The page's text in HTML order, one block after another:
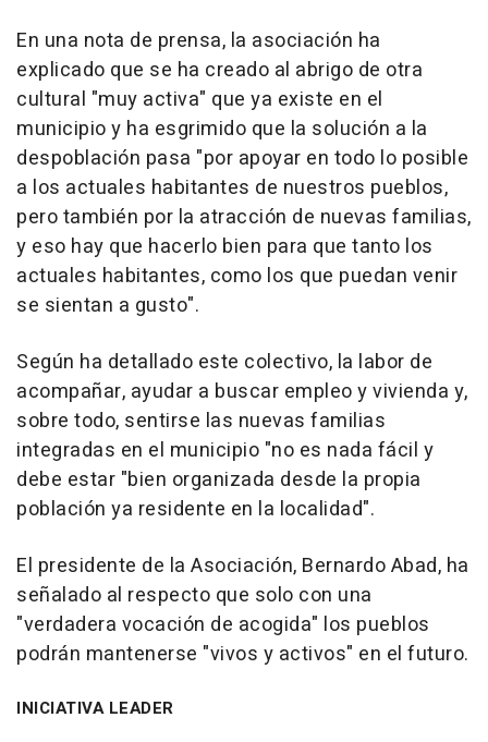
En una nota de prensa, la asociación ha
explicado que se ha creado al abrigo de otra
cultural "muy activa" que ya existe en el
municipio y ha esgrimido que la solución a la
despoblación pasa "por apoyar en todo lo posible
a los actuales habitantes de nuestros pueblos,
pero también por la atracción de nuevas familias,
y eso hay que hacerlo bien para que tanto los
actuales habitantes, como los que puedan venir
se sientan a gusto".
Según ha detallado este colectivo, la labor de
acompañar, ayudar a buscar empleo y vivienda y,
sobre todo, sentirse las nuevas familias
integradas en el municipio "no es nada fácil y
debe estar "bien organizada desde la propia
población ya residente en la localidad".
El presidente de la Asociación, Bernardo Abad, ha
señalado al respecto que solo con una
"verdadera vocación de acogida" los pueblos
podrán mantenerse "vivos y activos" en el futuro.
INICIATIVA LEADER